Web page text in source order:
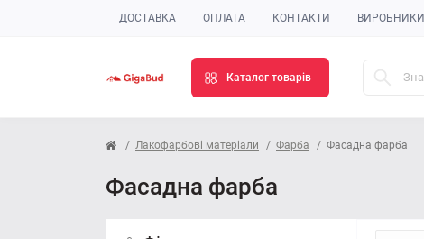
ДОСТАВКА ОПЛАТА КОНТАКТИ ВИРОБНИКИ
Каталог товарів
Лакофарбові матеріали Фарба Фасадна фарба
Фасадна фарба